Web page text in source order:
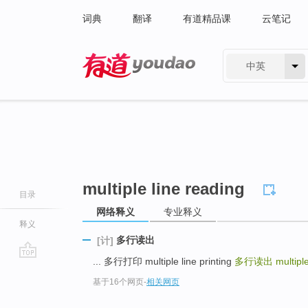
词典 翻译 有道精品课 云笔记
中英
目录
释义
multiple line reading
网络释义 专业释义
[计] 多行读出
... 多行打印 multiple line printing 多行读出
基于16个网页-相关网页